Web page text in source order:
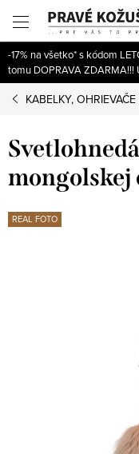
obsah
-17% na všetko* s kódom
tomu DOPRAVA ZDARMA!!!
KABELKY,
mongolskej
REAL FOTO